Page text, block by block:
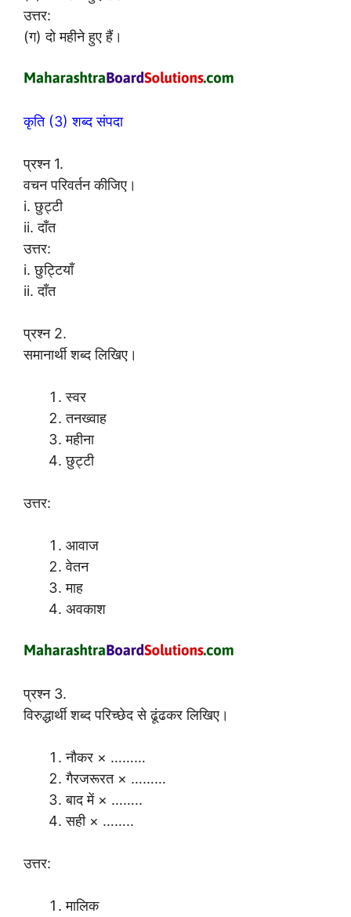
उत्तर:
(ग) दो महीने हुए हैं।
कृति (3) शब्द संपदा
प्रश्न 1.
वचन परिवर्तन कीजिए।
i. छुट्टी
ii. दाँत
उत्तर:
i. छुट्टियाँ
ii. दाँत
प्रश्न 2.
समानार्थी शब्द लिखिए।
स्वर
तनख्वाह
महीना
छुट्टी
उत्तर:
आवाज
वेतन
माह
अवकाश
प्रश्न 3.
विरुद्धार्थी शब्द परिच्छेद से ढूंढकर लिखिए।
नौकर × ………
गैरजरूरत × ………
बाद में × ……..
सही × ……..
उत्तर:
मालिक